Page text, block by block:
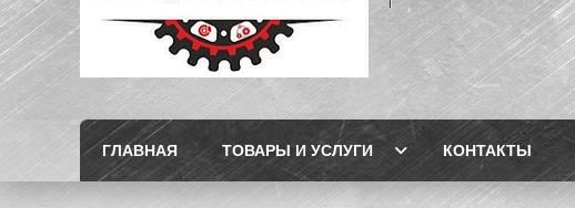
ГЛАВНАЯ ТОВАРЫ И УСЛУГИ КОНТАКТЫ